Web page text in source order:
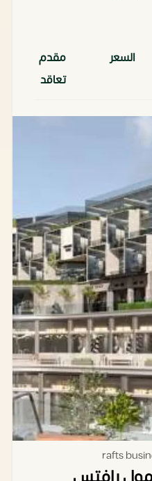
السعر
مقدم
تعاقد
3,850,000
385,000
5,000,000
جنيه مصري
ألف
12,000,000
جنيه مصري
1,200,000